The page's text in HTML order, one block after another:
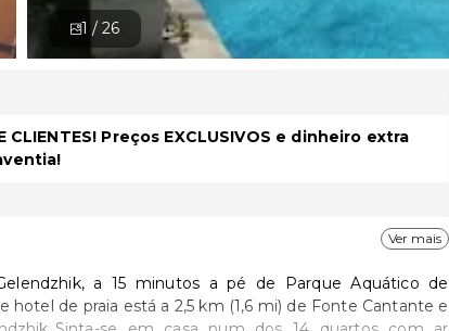
1 /26
CLIENTES! Preços EXCLUSIVOS e dinheiro extra
Ver mais
a 15 minutos a pé de Parque Aquático de